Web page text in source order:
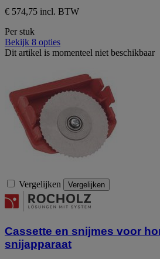
€ 574,75 incl. BTW
Per stuk
Bekijk 8 opties
Dit artikel is momenteel niet beschikbaar
Vergelijken Vergelijken
Cassette en snijmes voor
snijapparaat